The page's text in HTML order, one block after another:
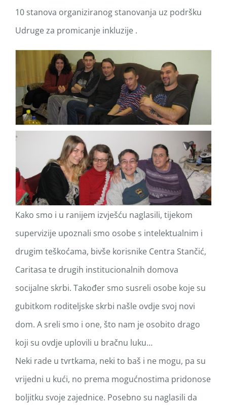
10 stanova organiziranog stanovanja uz podršku
Udruge za promicanje inkluzije .
Kako smo i u ranijem izvješću naglasili, tijekom
supervizije upoznali smo osobe s intelektualnim i
drugim teškoćama, bivše korisnike Centra Stančić,
Caritasa te drugih institucionalnih domova
socijalne skrbi. Također smo susreli osobe koje su
gubitkom roditeljske skrbi našle ovdje svoj novi
dom. A sreli smo i one, što nam je osobito drago
koji su ovdje uplovili u bračnu luku…
Neki rade u tvrtkama, neki to baš i ne mogu, pa su
vrijedni u kući, no prema mogućnostima pridonose
boljitku svoje zajednice. Posebno su naglasili da